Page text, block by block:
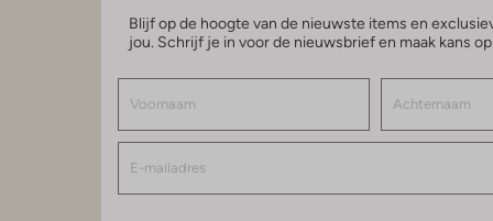
Blijf op de hoogte van de nieuwste items en
jou. Schrijf je in voor de nieuwsbrief en maak kans